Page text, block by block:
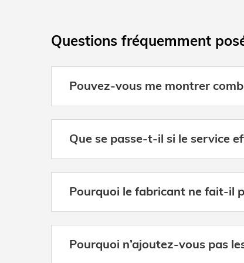
Questions fréquemment
Pouvez-vous me montrer
Que se passe-t-il si le service
Pourquoi le fabricant ne fait-il
Pourquoi n’ajoutez-vous pas